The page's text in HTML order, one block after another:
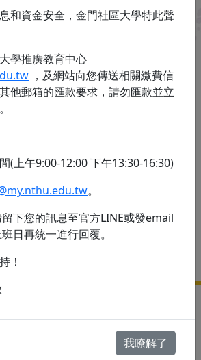
卡片式 列表式
03-01 ~ 2026-06-30
和資金安全，金門社區大學特此聲
學推廣教育中心
，及網站向您傳送相關繳費信
他郵箱的匯款要求，請勿匯款並立
(上午9:00-12:00 下午13:30-16:30)
。
下您的訊息至官方LINE或發email
日再統一進行回覆。
！
我瞭解了